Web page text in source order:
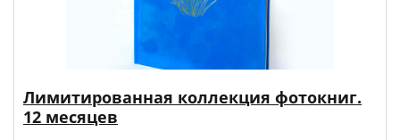
Лимитированная коллекция фотокниг.
12 месяцев